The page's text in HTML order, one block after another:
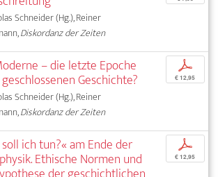
Schneider (Hg.), Reiner
Diskordanz der Zeiten
– die letzte Epoche
Geschichte?
Schneider (Hg.), Reiner
Diskordanz der Zeiten
p
€ 12,95
soll ich tun?« am Ende der
Ethische Normen und
p
€ 12,95